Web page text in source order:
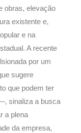
obras, elevação
existente e,
e na
A recente
por um
sugere
que podem ter
sinaliza a busca
a plena
da empresa,